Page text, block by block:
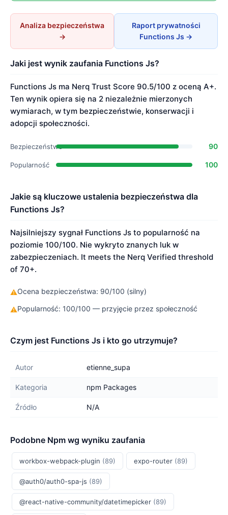
Analiza bezpieczeństwa
→
Raport prywatności
Functions Js →
Jaki jest wynik zaufania Functions Js?
Functions Js ma Nerq Trust Score 90.5/100 z oceną A+.
Ten wynik opiera się na 2 niezależnie mierzonych
wymiarach, w tym bezpieczeństwie, konserwacji i
adopcji społeczności.
Bezpieczeństwo 90
Popularność 100
Jakie są kluczowe ustalenia bezpieczeństwa dla
Functions Js?
Najsilniejszy sygnał Functions Js to popularność na
poziomie 100/100. Nie wykryto znanych luk w
zabezpieczeniach. It meets the Nerq Verified threshold
of 70+.
⚠Ocena bezpieczeństwa: 90/100 (silny)
⚠Popularność: 100/100 — przyjęcie przez społeczność
Czym jest Functions Js i kto go utrzymuje?
Autor etienne_supa
Kategoria npm Packages
Źródło N/A
Podobne Npm wg wyniku zaufania
workbox-webpack-plugin (89) expo-router (89)
@auth0/auth0-spa-js (89)
@react-native-community/datetimepicker (89)